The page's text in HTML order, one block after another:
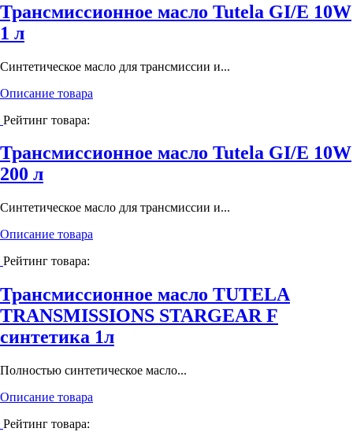
Трансмиссионное масло Tutela GI/E 10W
1 л
Cинтетическое масло для трансмиссии и...
Описание товара
Рейтинг товара:
Трансмиссионное масло Tutela GI/E 10W
200 л
Cинтетическое масло для трансмиссии и...
Описание товара
Рейтинг товара:
Трансмиссионное масло TUTELA
TRANSMISSIONS STARGEAR F
синтетика 1л
Полностью синтетическое масло...
Описание товара
Рейтинг товара: